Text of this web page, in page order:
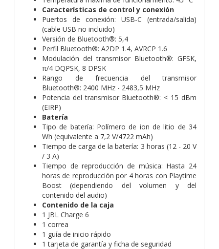
Características de control y conexión
Puertos de conexión: USB-C (entrada/salida)
(cable USB no incluido)
Versión de Bluetooth®: 5,4
Perfil Bluetooth®: A2DP 1.4, AVRCP 1.6
Modulación del transmisor Bluetooth®: GFSK,
π/4 DQPSK, 8 DPSK
Rango de frecuencia del transmisor
Bluetooth®: 2400 MHz - 2483,5 MHz
Potencia del transmisor Bluetooth®: < 15 dBm
(EIRP)
Batería
Tipo de batería: Polímero de ion de litio de 34
Wh (equivalente a 7,2 V/4722 mAh)
Tiempo de carga de la batería: 3 horas (12 - 20 V
/ 3 A)
Tiempo de reproducción de música: Hasta 24
horas de reproducción por 4 horas con Playtime
Boost (dependiendo del volumen y del
contenido del audio)
Contenido de la caja
1 JBL Charge 6
1 correa
1 guía de inicio rápido
1 tarjeta de garantía y ficha de seguridad